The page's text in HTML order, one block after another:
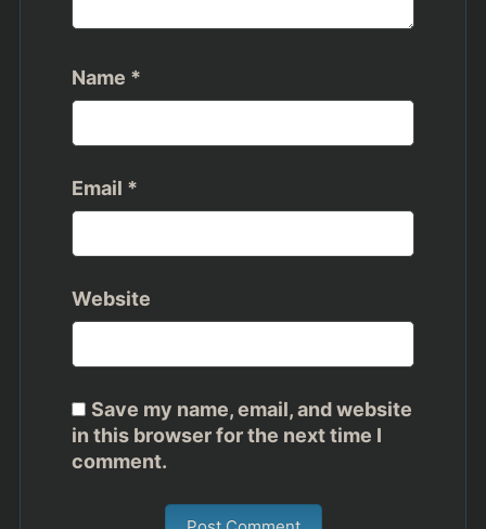
Name *
Email *
Website
Save my name, email, and website
in this browser for the next time I
comment.